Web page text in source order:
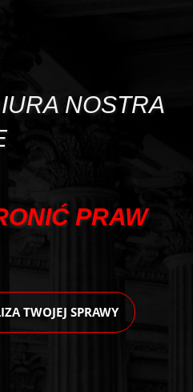
NOSTRA
PRAW
TWOJEJ SPRAWY